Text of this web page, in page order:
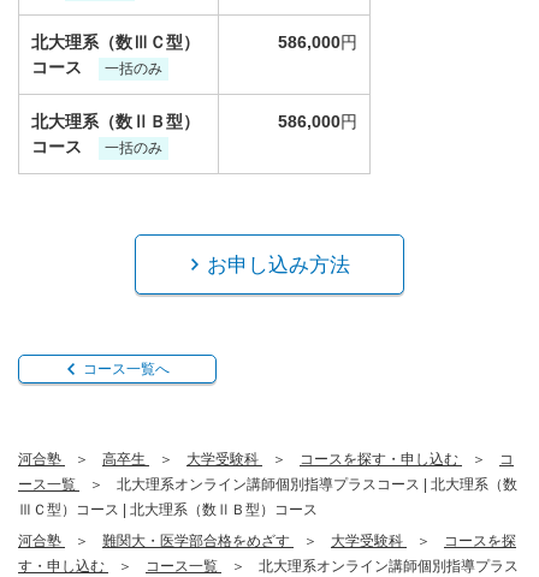
北大理系（数ⅢＣ型）
コース
一括のみ
北大理系（数ⅡＢ型）
コース
一括のみ
586,000円
586,000円
お申し込み方法
コース一覧へ
河合塾 高卒生 大学受験科 コースを探す・申し込む
コ
ース一覧
北大理系オンライン講師個別指導プラスコース | 北大理系（数
ⅢＣ型）コース | 北大理系（数ⅡＢ型）コース
河合塾
難関大・医学部合格をめざす 大学受験科
コースを探
す・申し込む
コース一覧
北大理系オンライン講師個別指導プラス